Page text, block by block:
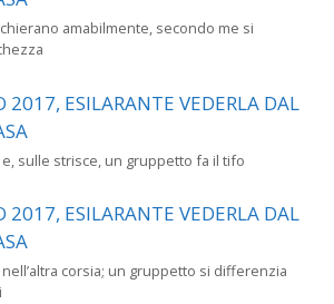
amabilmente, secondo me si
sulle strisce, un gruppetto fa il tifo
corsia; un gruppetto si differenzia